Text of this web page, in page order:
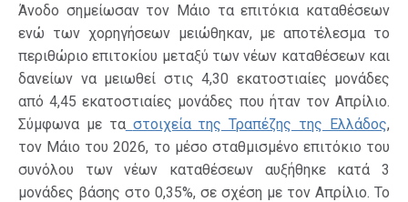
Άνοδο σημείωσαν τον Μάιο τα επιτόκια καταθέσεων
ενώ των χορηγήσεων μειώθηκαν, με αποτέλεσμα το
περιθώριο επιτοκίου μεταξύ των νέων καταθέσεων και
δανείων να μειωθεί στις 4,30 εκατοστιαίες μονάδες
από 4,45 εκατοστιαίες μονάδες που ήταν τον Απρίλιο.
Σύμφωνα με τα στοιχεία της Τραπέζης της Ελλάδος,
τον Μάιο του 2026, το μέσο σταθμισμένο επιτόκιο του
συνόλου των νέων καταθέσεων αυξήθηκε κατά 3
μονάδες βάσης στο 0,35%, σε σχέση με τον Απρίλιο. Το